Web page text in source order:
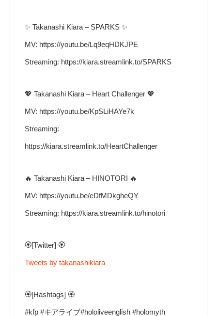
✨ Takanashi Kiara – SPARKS ✨
MV: https://youtu.be/Lq9eqHDKJPE
Streaming: https://kiara.streamlink.to/SPARKS
💖 Takanashi Kiara – Heart Challenger 💖
MV: https://youtu.be/KpSLiHAYe7k
Streaming:
https://kiara.streamlink.to/HeartChallenger
🔥 Takanashi Kiara – HINOTORI 🔥
MV: https://youtu.be/eDfMDkgheQY
Streaming: https://kiara.streamlink.to/hinotori
🏵️[Twitter] 🏵️
Tweets by takanashikiara
🏵️[Hashtags] 🏵️
#kfp #キアライブ#hololiveenglish #holomyth